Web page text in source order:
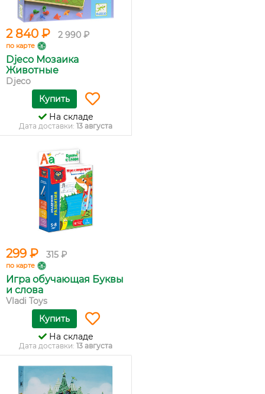
2 840 ₽ 2 990 ₽
по карте
Djeco Мозаика
Животные
Djeco
Купить
На складе
Дата доставки: 13 августа
299 ₽ 315 ₽
по карте
Игра обучающая Буквы
и слова
Vladi Toys
Купить
На складе
Дата доставки: 13 августа